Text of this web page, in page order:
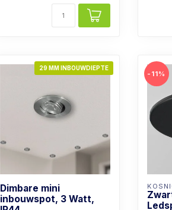
29 MM INBOUWDIEPTE
Dimbare mini
inbouwspot, 3 Watt,
-11%